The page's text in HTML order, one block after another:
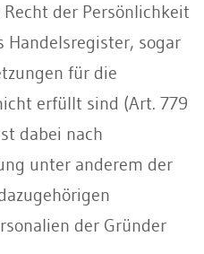
der Persönlichkeit
sogar
für die
erfüllt sind (Art. 779
dabei nach
unter anderem der
der Gründer